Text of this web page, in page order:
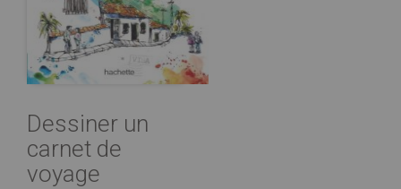
Dessiner un
carnet de
voyage